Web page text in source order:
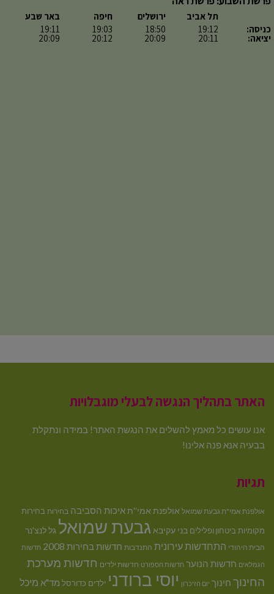
כניסה:
יציאה:
תל אביב
19:12
20:11
ירושלים
18:50
20:09
חיפה
19:03
20:12
באר שבע
19:11
20:09
האתר בתהליך הנגשה לבעלי מוגבלויות
אנו עושים כל מאמץ להשלים את הנגשת האתר! במידה ונתקלת
בבעיה אנא פנה אלינו!
תגיות
אולפנת אמי"ת גבעת שמואל אולפנת אמי''תאיכות הסביבה בחירות בחירות
מקומיות ביטחון ופלילים בני עקיבא גבעת שמואל גל לנצ'נר
הבית היהודי התחדשות עירונית התנדבות חדשות בחירות 2008 חדשות
הגמלאים חדשות הנוער חדשות הספורט חדשות ילדים חדשות מערכת
החינוך חינוך יום הזיכרון יוסי ברודני ילדים כדורסל מד"א מיכל